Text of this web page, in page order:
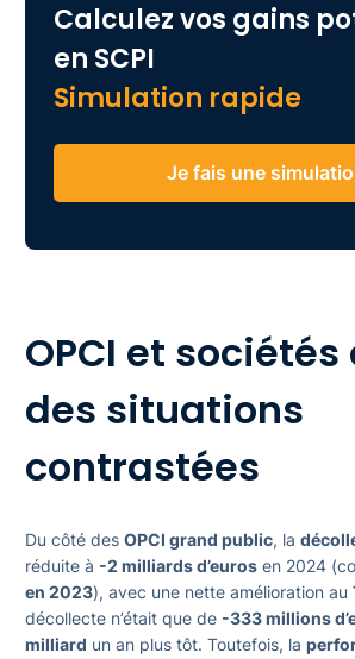
Calculez vos gains
en SCPI
Simulation rapide
Je fais une
OPCI et
des situations
contrastées
Du côté des OPCI grand public, la
réduite à -2 milliards d’euros en 2024
en 2023), avec une nette amélioration au
décollecte n’était que de -333 millions
milliard un an plus tôt. Toutefois, la